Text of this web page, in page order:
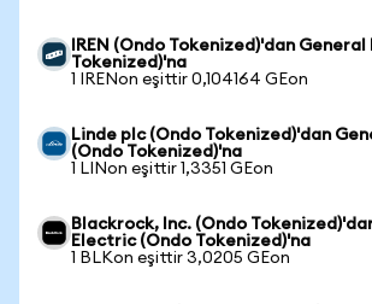
IREN (Ondo Tokenized)'dan
Tokenized)'na
1 IRENon eşittir 0,104164 GEon
Linde plc (Ondo Tokenized)'dan
(Ondo Tokenized)'na
1 LINon eşittir 1,3351 GEon
Blackrock, Inc. (Ondo
Electric (Ondo Tokenized)'na
1 BLKon eşittir 3,0205 GEon